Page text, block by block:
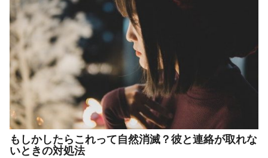
もしかしたらこれって自然消滅？彼と連絡が取れな
いときの対処法